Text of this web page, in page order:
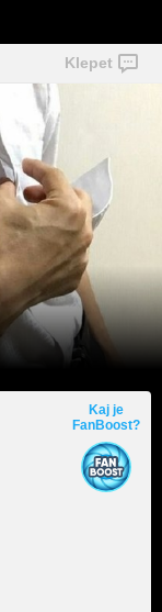
Klepet
Kaj je
FanBoost?